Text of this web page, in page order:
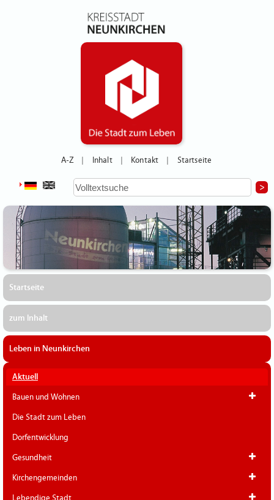
A-Z Inhalt Kontakt Startseite
Startseite
zum Inhalt
Leben in Neunkirchen
Aktuell
Bauen und Wohnen
Die Stadt zum Leben
Dorfentwicklung
Gesundheit
Kirchengemeinden
Lebendige Stadt